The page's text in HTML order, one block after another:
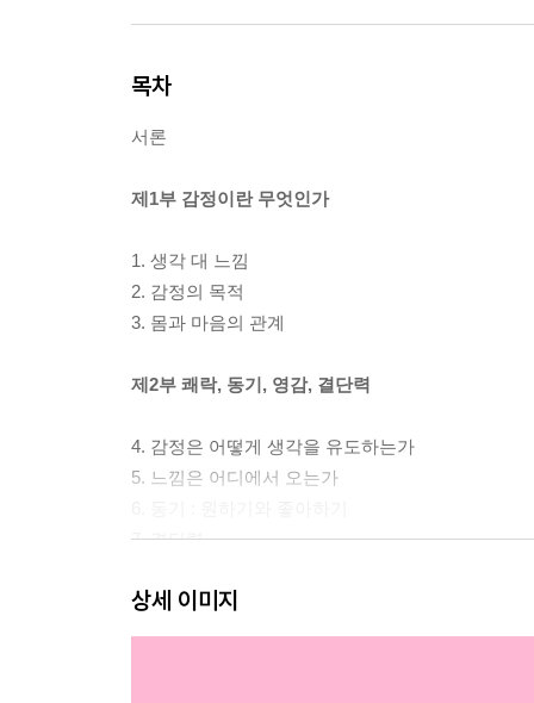
목차
서론
제1부 감정이란 무엇인가
1. 생각 대 느낌
2. 감정의 목적
3. 몸과 마음의 관계
제2부 쾌락, 동기, 영감, 결단력
4. 감정은 어떻게 생각을 유도하는가
5. 느낌은 어디에서 오는가
7. 결단력
제3부 감정 성향과 감정 조절
상세 이미지